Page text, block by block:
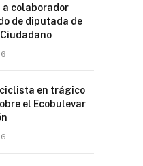
a colaborador
de diputada de
en trágico
el Ecobulevar